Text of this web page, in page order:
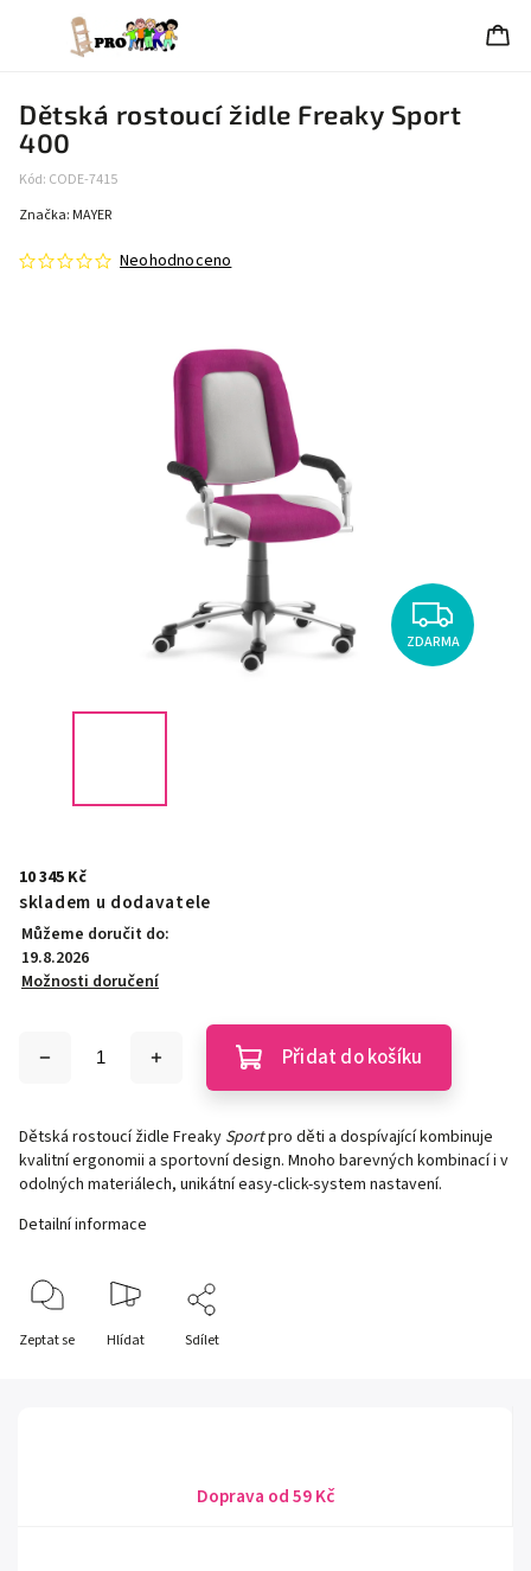
Dětská rostoucí židle Freaky Sport
400
Kód: CODE-7415
Neohodnoceno
Značka: MAYER
ZDARMA
10 345 Kč
skladem u dodavatele
Můžeme doručit do:
19.8.2026
Možnosti doručení
Přidat do košíku
Dětská rostoucí židle Freaky Sportpro děti a dospívající kombinuje
kvalitní ergonomii a sportovní design. Mnoho barevných kombinací i v
odolných materiálech, unikátní easy-click-system nastavení.
Detailní informace
Zeptat se Hlídat Sdílet
Doprava od 59 Kč